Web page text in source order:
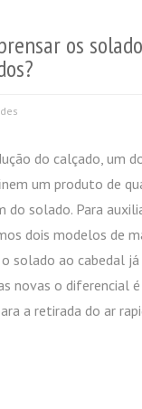
os
do calçado, um
um produto de
do solado. Para
dois modelos de
solado ao cabedal
novas o diferencial
a retirada do ar